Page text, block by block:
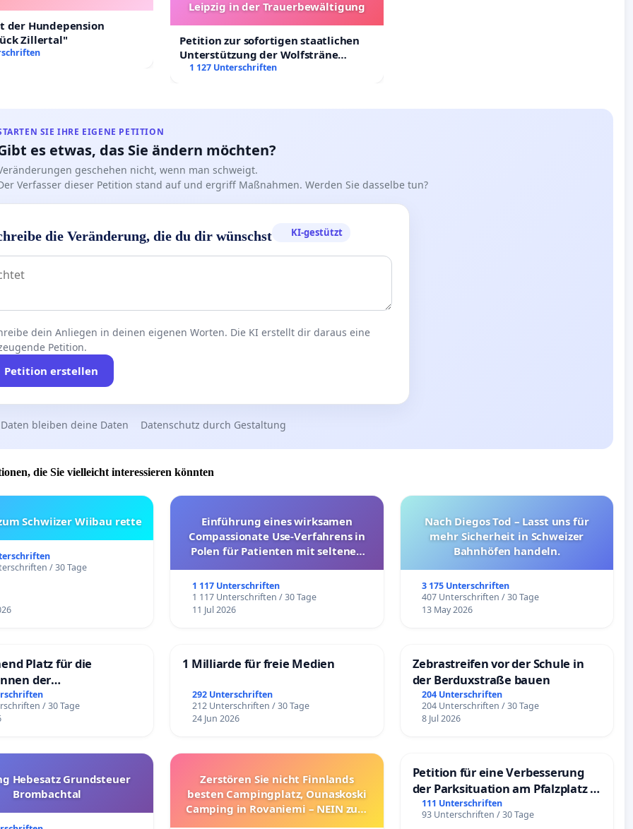
der Hundepension
Zillertal"
Leipzig in der Trauerbewältigung
Petition zur sofortigen staatlichen
Unterstützung der Wolfsträne
Leipzig in der Trauerbewältigung
1 127 Unterschriften
SIE IHRE EIGENE PETITION
es etwas, das Sie ändern möchten?
geschehen nicht, wenn man schweigt.
Verfasser dieser Petition stand auf und ergriff Maßnahmen. Werden Sie dasselbe tun?
die Veränderung, die du dir wünschst KI-gestützt
dein Anliegen in deinen eigenen Worten. Die KI erstellt dir daraus eine
Petition.
Petition erstellen
bleiben deine Daten Datenschutz durch Gestaltung
die Sie vielleicht interessieren könnten
Schwiizer Wiibau rette
/ 30 Tage
Einführung eines wirksamen
Compassionate Use-Verfahrens in
Polen für Patienten mit seltenen
1 117 Unterschriften
1 117 Unterschriften / 30 Tage
11 Jul 2026
Nach Diegos Tod – Lasst uns für
mehr Sicherheit in Schweizer
Bahnhöfen handeln.
3 175 Unterschriften
407 Unterschriften / 30 Tage
13 May 2026
Platz für die
der
/ 30 Tage
1 Milliarde für freie Medien
292 Unterschriften
212 Unterschriften / 30 Tage
24 Jun 2026
Zebrastreifen vor der Schule in
der Berduxstraße bauen
204 Unterschriften
204 Unterschriften / 30 Tage
8 Jul 2026
Hebesatz Grundsteuer
Brombachtal
Zerstören Sie nicht Finnlands
besten Campingplatz, Ounaskoski
Camping in Rovaniemi – NEIN zum
Petition für eine Verbesserung
der Parksituation am Pfalzplatz in
Mannheim
111 Unterschriften
93 Unterschriften / 30 Tage